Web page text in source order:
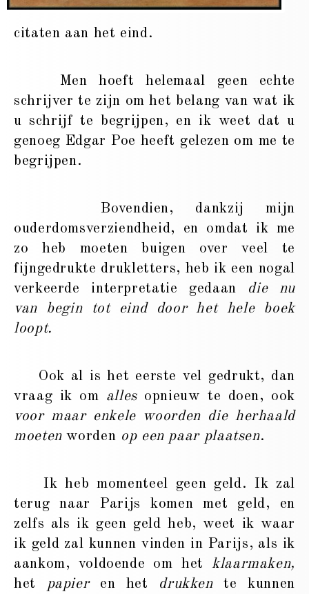
citaten aan het eind.
Men hoeft helemaal geen echte
schrijver te zijn om het belang van wat ik
u schrijf te begrijpen, en ik weet dat u
genoeg Edgar Poe heeft gelezen om me te
begrijpen.
Bovendien, dankzij mijn
ouderdomsverziendheid, en omdat ik me
zo heb moeten buigen over veel te
fijngedrukte drukletters, heb ik een nogal
verkeerde interpretatie gedaan die nu
van begin tot eind door het hele boek
loopt.
Ook al is het eerste vel gedrukt, dan
vraag ik om allesopnieuw te doen, ook
voor maar enkele woorden die herhaald
moetenworden op een paar plaatsen.
Ik heb momenteel geen geld. Ik zal
terug naar Parijs komen met geld, en
zelfs als ik geen geld heb, weet ik waar
ik geld zal kunnen vinden in Parijs, als ik
aankom, voldoende om het klaarmaken,
het
papieren het drukkente kunnen